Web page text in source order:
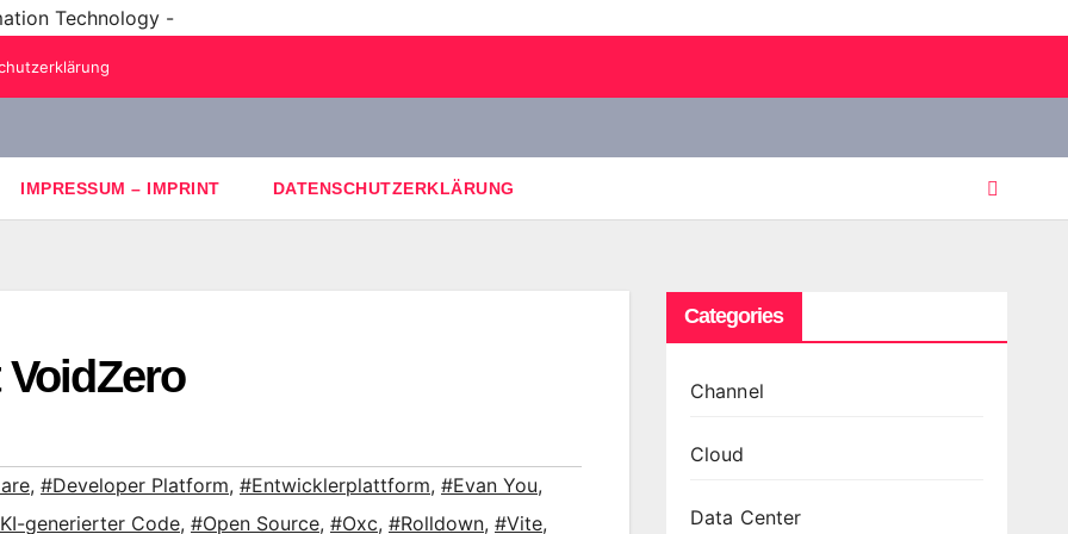
Technology -
IMPRESSUM – IMPRINT DATENSCHUTZERKLÄRUNG
, #Developer Platform, #Entwicklerplattform, #Evan You,
generierter Code, #Open Source, #Oxc, #Rolldown, #Vite,
Categories
Channel
Cloud
Data Center